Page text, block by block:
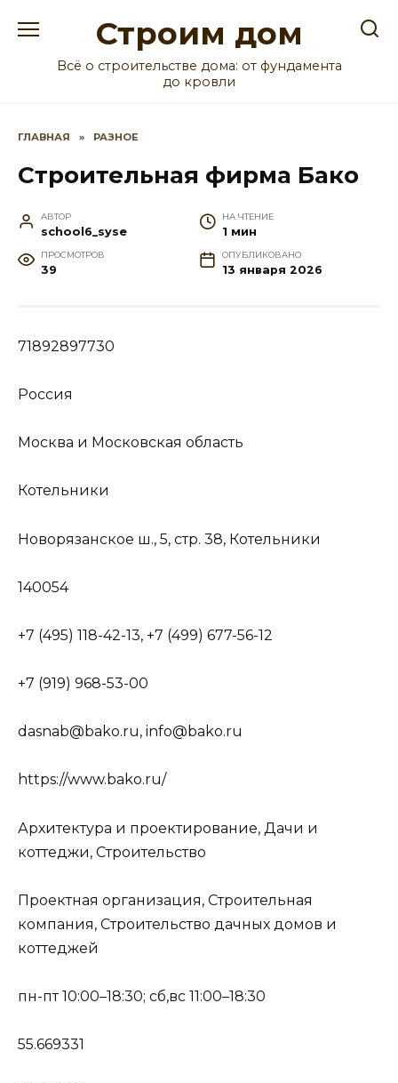
Строим дом
Всё о строительстве дома: от фундамента
до кровли
ГЛАВНАЯ » РАЗНОЕ
Строительная фирма Бако
АВТОР
school6_syse
НА ЧТЕНИЕ
1 мин
ПРОСМОТРОВ
39
ОПУБЛИКОВАНО
13 января 2026
71892897730
Россия
Москва и Московская область
Котельники
Новорязанское ш., 5, стр. 38, Котельники
140054
+7 (495) 118-42-13, +7 (499) 677-56-12
+7 (919) 968-53-00
dasnab@bako.ru, info@bako.ru
https://www.bako.ru/
Архитектура и проектирование, Дачи и
коттеджи, Строительство
Проектная организация, Строительная
компания, Строительство дачных домов и
коттеджей
пн-пт 10:00–18:30; сб,вс 11:00–18:30
55.669331